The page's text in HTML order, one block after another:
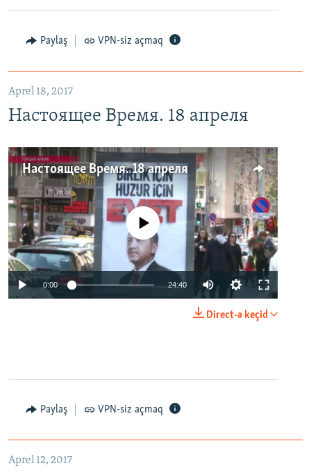
Paylaş VPN-siz açmaq
Aprel 18, 2017
Настоящее Время. 18 апреля
Настоящее Время. 18 апреля
No media source currently available
0:00 24:40
Direct-ə keçid
Paylaş VPN-siz açmaq
Aprel 12, 2017